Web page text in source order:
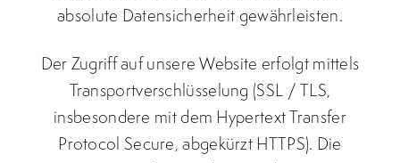
absolute Datensicherheit gewährleisten.
Der Zugriff auf unsere Website erfolgt mittels
Transportverschlüsselung (SSL / TLS,
insbesondere mit dem Hypertext Transfer
Protocol Secure, abgekürzt HTTPS). Die